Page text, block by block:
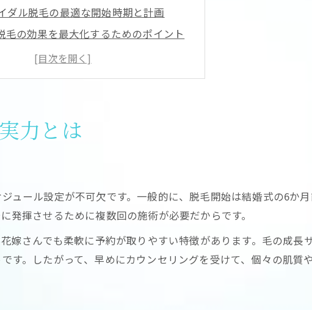
ダル脱毛の最適な開始時期と計画
毛の効果を最大化するためのポイント
式直前に脱毛で気を付けたい注意点
叶える理想の美肌と自信の秘訣
け肌もOKなブライダル脱毛法
毛は産毛や日焼け肌にも効果的な理由
毛でドレス映えを叶えるケア方法
感じる脱毛効果と安心のポイント
脱毛の効果は本当に実感できるのか
力とは
ュール設定が不可欠です。一般的に、脱毛開始は結婚式の6か
揮させるために複数回の施術が必要だからです。
嫁さんでも柔軟に予約が取りやすい特徴があります。毛の成長
す。したがって、早めにカウンセリングを受けて、個々の肌質